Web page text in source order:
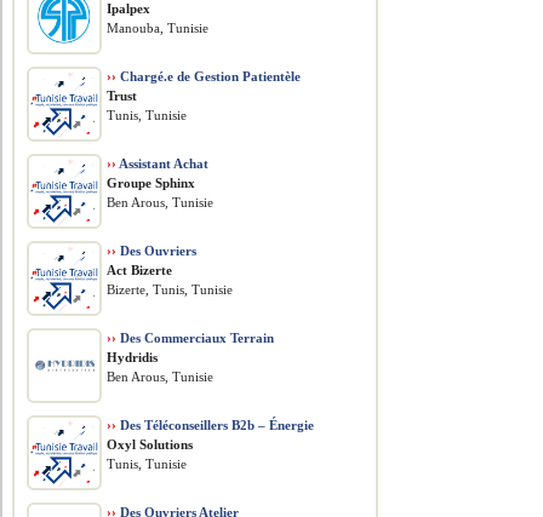
Ipalpex
Manouba, Tunisie
›› Chargé.e de Gestion Patientèle
Trust
Tunis, Tunisie
›› Assistant Achat
Groupe Sphinx
Ben Arous, Tunisie
›› Des Ouvriers
Act Bizerte
Bizerte, Tunis, Tunisie
›› Des Commerciaux Terrain
Hydridis
Ben Arous, Tunisie
›› Des Téléconseillers B2b – Énergie
Oxyl Solutions
Tunis, Tunisie
›› Des Ouvriers Atelier